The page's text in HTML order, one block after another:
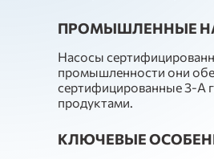
ПРОМЫШЛЕННЫЕ
Насосы
промышленности они
сертифицированные 3-A
продуктами.
КЛЮЧЕВЫЕ